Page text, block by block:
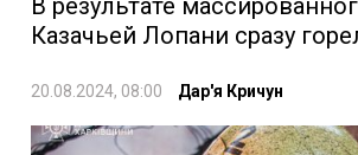
В результате
Казачьей Лопани сразу
20.08.2024, 08:00 Дар'я Кричун